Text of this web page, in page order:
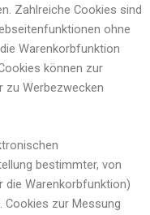
Zahlreiche Cookies sind
ohne
Warenkorbfunktion
können zur
zu Werbezwecken
bestimmter, von
die Warenkorbfunktion)
Cookies zur Messung